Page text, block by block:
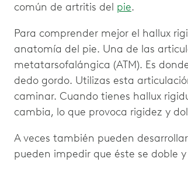
común de artritis del pie.
Para comprender mejor el hallux
anatomía del pie. Una de las
metatarsofalángica (ATM). Es
dedo gordo. Utilizas esta
caminar. Cuando tienes hallux
cambia, lo que provoca rigidez y
A veces también pueden
pueden impedir que éste se doble